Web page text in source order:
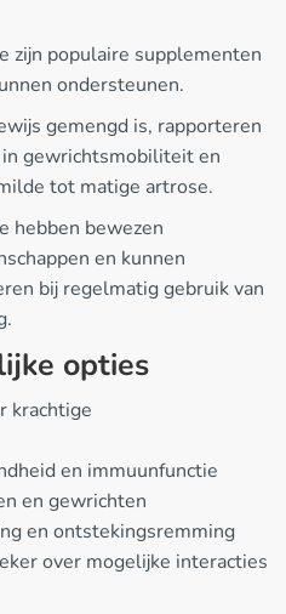
zijn populaire supplementen
ondersteunen.
gemengd is, rapporteren
gewrichtsmobiliteit en
tot matige artrose.
hebben bewezen
en kunnen
bij regelmatig gebruik van
opties
krachtige
en immuunfunctie
en gewrichten
en ontstekingsremming
over mogelijke interacties